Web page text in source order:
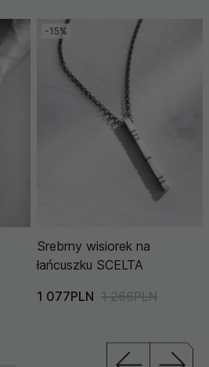
-15%
Srebrny wisiorek na
łańcuszku SCELTA
1 077PLN 1 266PLN